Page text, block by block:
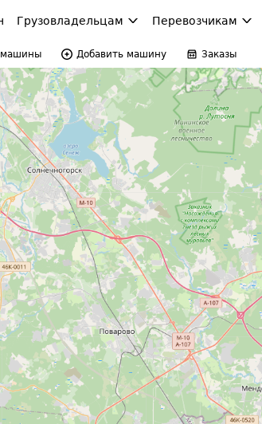
Грузовладельцам Перевозчикам
Добавить машину Заказы